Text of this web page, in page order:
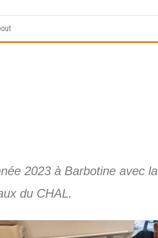
2023 à Barbotine avec la
du CHAL.